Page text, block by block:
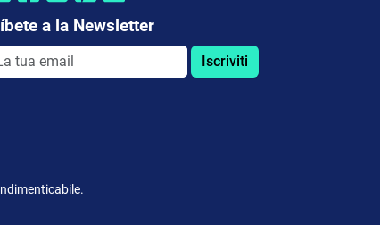
a la Newsletter
Iscriviti